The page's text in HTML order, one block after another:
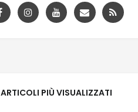
ARTICOLI PIÙ VISUALIZZATI